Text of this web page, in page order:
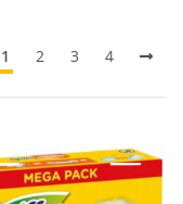
1 2 3 4